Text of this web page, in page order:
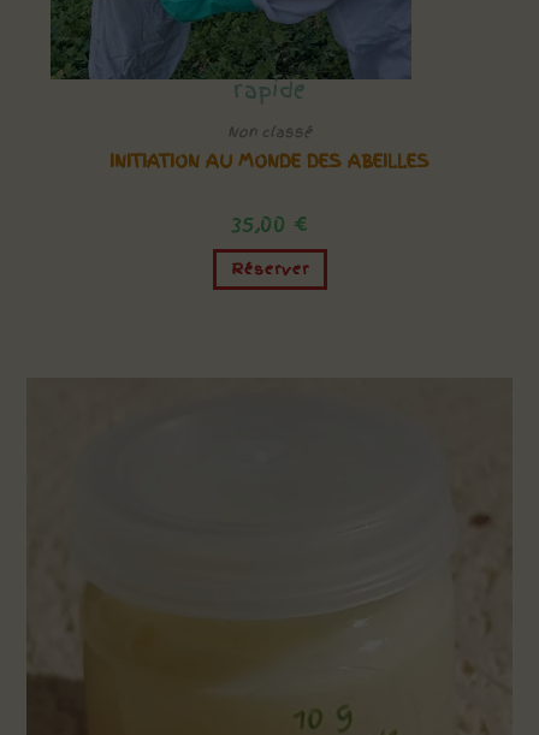
rapide
Non classé
INITIATION AU MONDE DES ABEILLES
35,00 €
Réserver